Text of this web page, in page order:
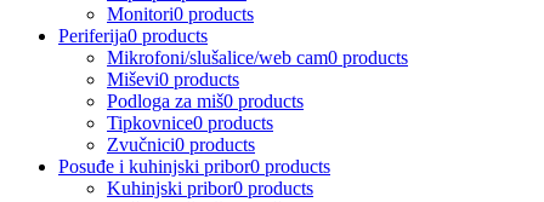
Monitori0 products
Periferija0 products
Mikrofoni/slušalice/web cam0 products
Miševi0 products
Podloga za miš0 products
Tipkovnice0 products
Zvučnici0 products
Posuđe i kuhinjski pribor0 products
Kuhinjski pribor0 products